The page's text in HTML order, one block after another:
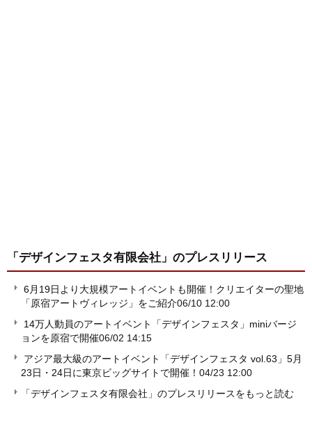
「デザインフェスタ有限会社」 のプレスリリース
6月19日より大規模アートイベントも開催！クリエイターの聖地
「原宿アートヴィレッジ」をご紹介06/10 12:00
14万人動員のアートイベント「デザインフェスタ」miniバージ
ョンを原宿で開催06/02 14:15
アジア最大級のアートイベント「デザインフェスタ vol.63」5月
23日・24日に東京ビッグサイトで開催！ 04/23 12:00
「デザインフェスタ有限会社」のプレスリリースをもっと読む